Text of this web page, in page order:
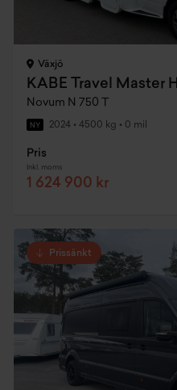
Växjö
KABE Travel Master
Novum N 750 T
NY 2024 • 4500 kg • 0 mil
Pris
Inkl. moms
1 624 900 kr
Prissänkt